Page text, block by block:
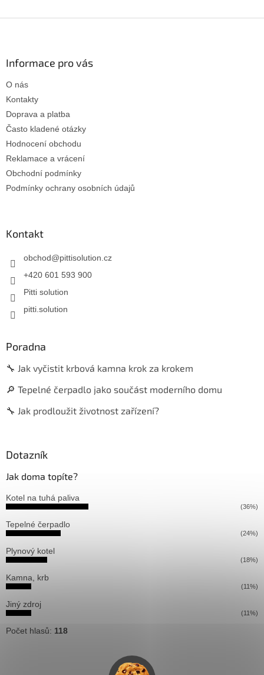
Informace pro vás
O nás
Kontakty
Doprava a platba
Často kladené otázky
Hodnocení obchodu
Reklamace a vrácení
Obchodní podmínky
Podmínky ochrany osobních údajů
Kontakt
obchod@pittisolution.cz
+420 601 593 900
Pitti solution
pitti.solution
Poradna
🔧 Jak vyčistit krbová kamna krok za krokem
🔎 Tepelné čerpadlo jako součást moderního domu
🔧 Jak prodloužit životnost zařízení?
Dotazník
Jak doma topíte?
Kotel na tuhá paliva
(36%)
Tepelné čerpadlo
(24%)
Plynový kotel
(18%)
Kamna, krb
(11%)
Jiný zdroj
(11%)
Počet hlasů: 118